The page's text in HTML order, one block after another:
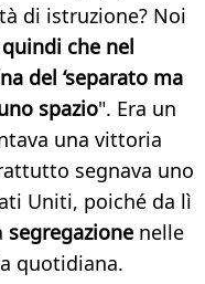
di istruzione? Noi
che nel
del ‘separato ma
spazio". Era un
una vittoria
segnava uno
Uniti, poiché da lì
segregazione nelle
quotidiana.